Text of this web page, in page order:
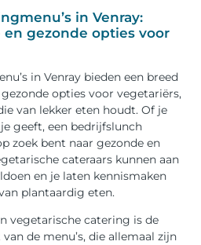
in Venray:
gezonde opties voor
in Venray bieden een breed
opties voor vegetariërs,
van lekker eten houdt. Of je
geeft, een bedrijfslunch
zoek bent naar gezonde en
cateraars kunnen aan
en je laten kennismaken
plantaardig eten.
vegetarische catering is de
de menu’s, die allemaal zijn